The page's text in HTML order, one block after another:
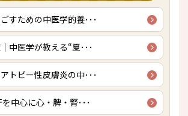
すための中医学的養･･･
中医学が教える“夏･･･
トピー性皮膚炎の中･･･
中心に心・脾・腎･･･